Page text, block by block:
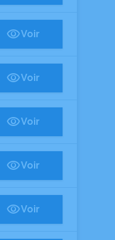
Voir
Voir
Voir
Voir
Voir